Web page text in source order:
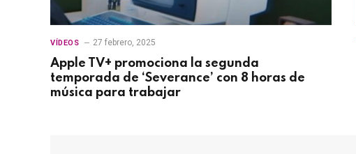
VÍDEOS 27 febrero, 2025
Apple TV+ promociona la segunda
temporada de ‘Severance’ con 8 horas de
música para trabajar